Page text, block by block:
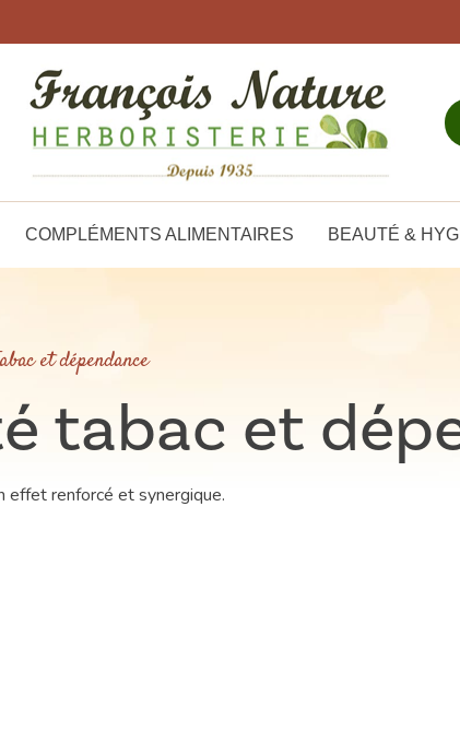
COMPLÉMENTS ALIMENTAIRES BEAUTÉ &
et dépendance
tabac et
effet renforcé et synergique.